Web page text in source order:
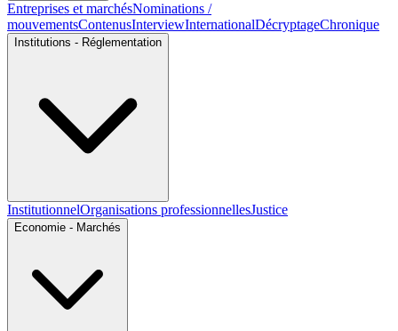
Entreprises et marchésNominations /
mouvementsContenusInterviewInternationalDécryptageChronique
Institutions - Réglementation
InstitutionnelOrganisations professionnellesJustice
Economie - Marchés